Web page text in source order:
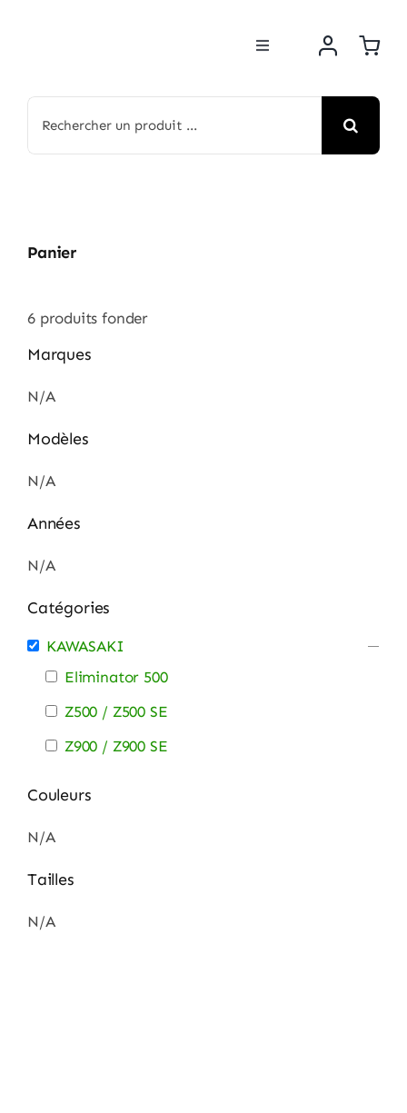
Toggle
BOUTIQUE
NOS MARQUES
ATELIER
Panier
6produits fonder
Marques
N/A
Modèles
N/A
Années
N/A
Catégories
KAWASAKI
Eliminator 500
Z500 / Z500 SE
Z900 / Z900 SE
Couleurs
N/A
Tailles
N/A